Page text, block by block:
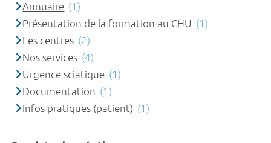
Annuaire (1)
Présentation de la formation au CHU (1)
Les centres (2)
Nos services (4)
Urgence sciatique (1)
Documentation (1)
Infos pratiques (patient) (1)